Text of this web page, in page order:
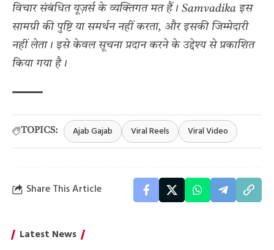
विचार संबंधित यूज़र्स के व्यक्तिगत मत हैं। Samvadika इस
सामग्री की पुष्टि या समर्थन नहीं करता, और इसकी जिम्मेदारी
नहीं लेता। इसे केवल सूचना प्रदान करने के उद्देश्य से प्रकाशित
किया गया है।
TOPICS: Ajab Gajab Viral Reels Viral Video
Share This Article
Latest News